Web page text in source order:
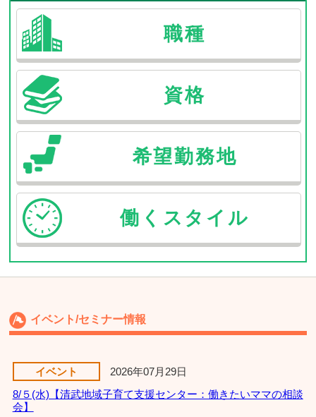
職種
資格
希望勤務地
働く スタイル
イベント/セミナー情報
イベント
2026年07月29日
8/５(水)【清武地域子育て支援センター：働きたいママの相談
会】